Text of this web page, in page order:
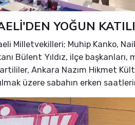
YOĞUN
Milletvekilleri; Muhip Kanko,
Bülent Yıldız, ilçe başkanları,
Ankara Nazım Hikmet
üzere sabahın erken